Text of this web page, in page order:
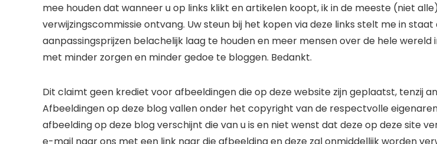
mee houden dat wanneer u op links klikt en artikelen koopt, ik in de meeste (niet
verwijzingscommissie ontvang. Uw steun bij het kopen via deze links stelt me in
aanpassingsprijzen belachelijk laag te houden en meer mensen over de hele
met minder zorgen en minder gedoe te bloggen. Bedankt.
Dit claimt geen krediet voor afbeeldingen die op deze website zijn geplaatst, tenzij
Afbeeldingen op deze blog vallen onder het copyright van de respectvolle
afbeelding op deze blog verschijnt die van u is en niet wenst dat deze op deze site
e-mail naar ons met een link naar die afbeelding en deze zal onmiddellijk worden